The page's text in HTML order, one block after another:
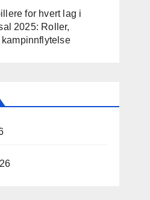
for hvert lag i
2025: Roller,